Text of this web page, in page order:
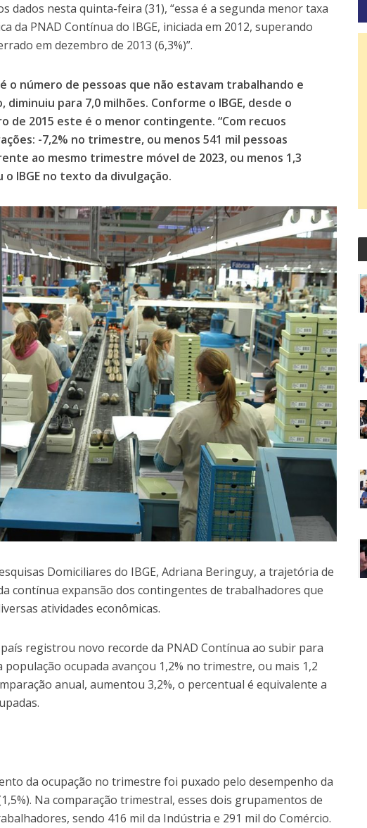
dados nesta quinta-feira (31), “essa é a segunda menor taxa
da PNAD Contínua do IBGE, iniciada em 2012, superando
em dezembro de 2013 (6,3%)”.
o número de pessoas que não estavam trabalhando e
para 7,0 milhões. Conforme o IBGE, desde o
de 2015 este é o menor contingente. “Com recuos
-7,2% no trimestre, ou menos 541 mil pessoas
ao mesmo trimestre móvel de 2023, ou menos 1,3
IBGE no texto da divulgação.
Domiciliares do IBGE, Adriana Beringuy, a trajetória de
contínua expansão dos contingentes de trabalhadores que
atividades econômicas.
registrou novo recorde da PNAD Contínua ao subir para
população ocupada avançou 1,2% no trimestre, ou mais 1,2
anual, aumentou 3,2%, o percentual é equivalente a
da ocupação no trimestre foi puxado pelo desempenho da
Na comparação trimestral, esses dois grupamentos de
sendo 416 mil da Indústria e 291 mil do Comércio.